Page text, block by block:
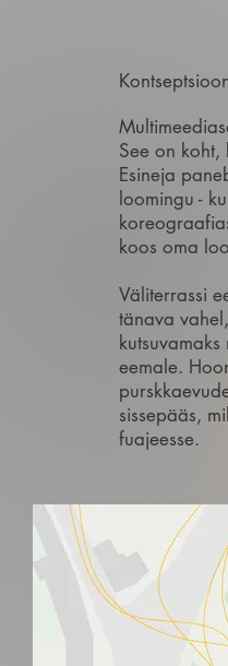
See on
Esineja
loomingu -
koos oma
Väliterrassi
tänava
eemale.
sissepääs,
fuajeesse.